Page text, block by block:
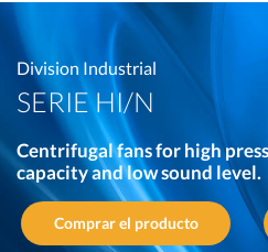
Division Industrial
SERIE HI/N
Centrifugal fans for high
capacity and low sound level.
Comprar el producto